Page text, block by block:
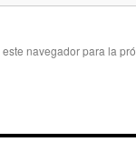
navegador para la